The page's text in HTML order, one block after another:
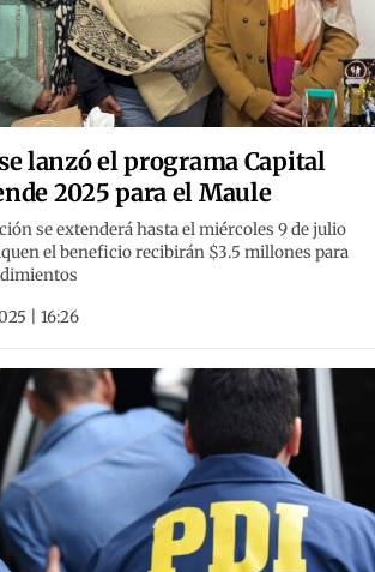
lanzó el programa Capital
2025 para el Maule
se extenderá hasta el miércoles 9 de julio
el beneficio recibirán $3.5 millones para
| 16:26